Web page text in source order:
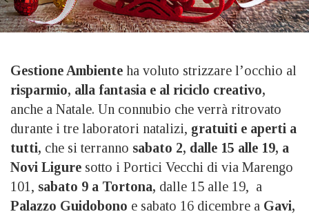
Gestione Ambiente ha voluto strizzare l’occhio al
risparmio, alla fantasia e al riciclo creativo,
anche a Natale. Un connubio che verrà ritrovato
durante i tre laboratori natalizi, gratuiti e aperti a
tutti, che si terranno sabato 2, dalle 15 alle 19, a
Novi Ligure sotto i Portici Vecchi di via Marengo
101, sabato 9 a Tortona, dalle 15 alle 19, a
Palazzo Guidobono e sabato 16 dicembre a Gavi,